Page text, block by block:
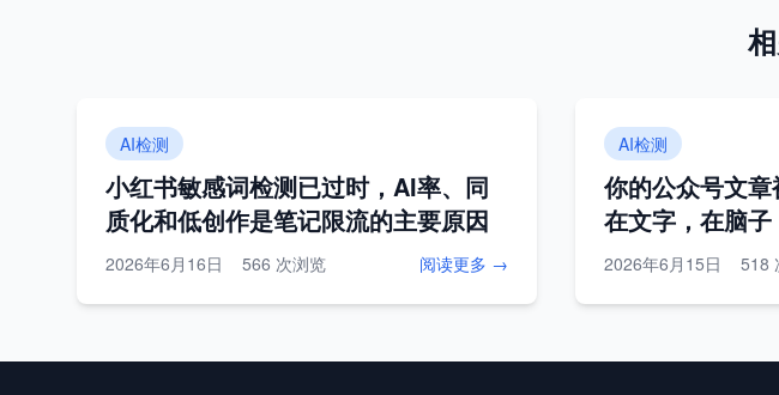
AI检测
小红书敏感词检测已过时，AI率、同
质化和低创作是笔记限流的主要原因
2026年6月16日 566 次浏览 阅读更多 →
AI检测
你的公众号文
在文字，在脑子
2026年6月15日 518